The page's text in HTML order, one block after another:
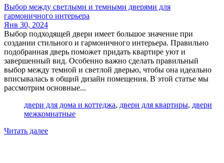
Выбор между светлыми и темными дверями для
гармоничного интерьера
Янв 30, 2024
Выбор подходящей двери имеет большое значение при
создании стильного и гармоничного интерьера. Правильно
подобранная дверь поможет придать квартире уют и
завершенный вид. Особенно важно сделать правильный
выбор между темной и светлой дверью, чтобы она идеально
вписывалась в общий дизайн помещения. В этой статье мы
рассмотрим основные...
двери для дома и коттеджа, двери для квартиры, двери
межкомнатные
Читать далее